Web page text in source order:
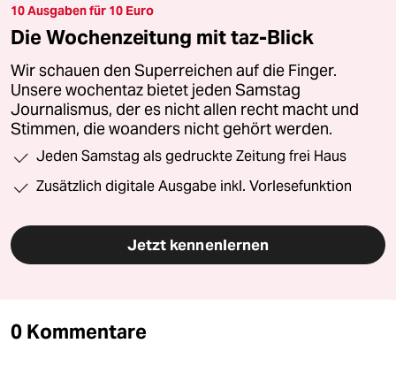
10 Ausgaben für 10 Euro
Die Wochenzeitung mit taz-Blick
Wir schauen den Superreichen auf die Finger.
Unsere wochentaz bietet jeden Samstag
Journalismus, der es nicht allen recht macht und
Stimmen, die woanders nicht gehört werden.
Jeden Samstag als gedruckte Zeitung frei Haus
Zusätzlich digitale Ausgabe inkl. Vorlesefunktion
Jetzt kennenlernen
0 Kommentare